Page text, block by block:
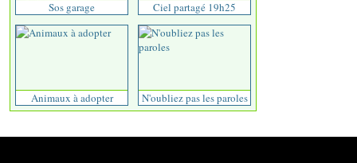
Sos garage Ciel partagé 19h25
Animaux à adopter N'oubliez pas les paroles